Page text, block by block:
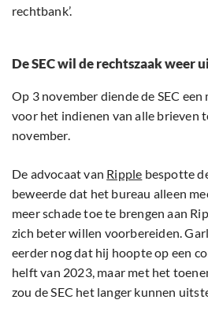
rechtbank’.
De SEC wil de rechtszaak weer
Op 3 november diende de SEC
voor het indienen van alle brieven
november.
De advocaat van Ripple bespotte
beweerde dat het bureau alleen
meer schade toe te brengen aan
zich beter willen voorbereiden.
eerder nog dat hij hoopte op een
helft van 2023, maar met het
zou de SEC het langer kunnen